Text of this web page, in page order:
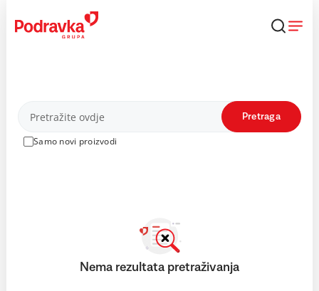
content
Proizvodi
Samo novi proizvodi
Pretraga
Nema rezultata pretraživanja